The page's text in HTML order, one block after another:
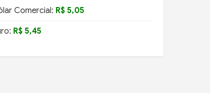
Comercial: R$ 5,05
R$ 5,45